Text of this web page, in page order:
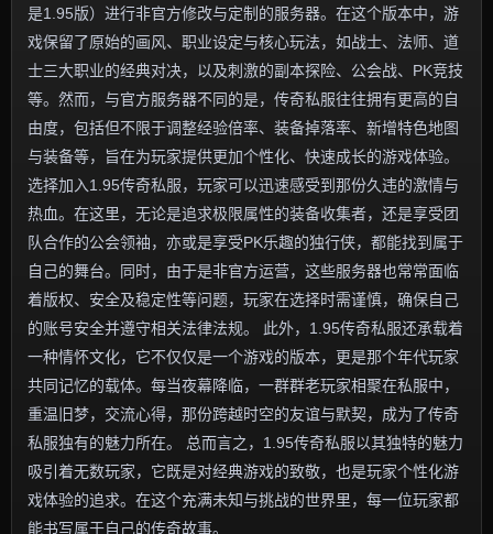
是1.95版）进行非官方修改与定制的服务器。在这个版本中，游
戏保留了原始的画风、职业设定与核心玩法，如战士、法师、道
士三大职业的经典对决，以及刺激的副本探险、公会战、PK竞技
等。然而，与官方服务器不同的是，传奇私服往往拥有更高的自
由度，包括但不限于调整经验倍率、装备掉落率、新增特色地图
与装备等，旨在为玩家提供更加个性化、快速成长的游戏体验。
选择加入1.95传奇私服，玩家可以迅速感受到那份久违的激情与
热血。在这里，无论是追求极限属性的装备收集者，还是享受团
队合作的公会领袖，亦或是享受PK乐趣的独行侠，都能找到属于
自己的舞台。同时，由于是非官方运营，这些服务器也常常面临
着版权、安全及稳定性等问题，玩家在选择时需谨慎，确保自己
的账号安全并遵守相关法律法规。 此外，1.95传奇私服还承载着
一种情怀文化，它不仅仅是一个游戏的版本，更是那个年代玩家
共同记忆的载体。每当夜幕降临，一群群老玩家相聚在私服中，
重温旧梦，交流心得，那份跨越时空的友谊与默契，成为了传奇
私服独有的魅力所在。 总而言之，1.95传奇私服以其独特的魅力
吸引着无数玩家，它既是对经典游戏的致敬，也是玩家个性化游
戏体验的追求。在这个充满未知与挑战的世界里，每一位玩家都
能书写属于自己的传奇故事。